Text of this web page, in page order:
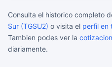
Consulta el historico completo
Sur (TGSU2) o visita el perfil en
Tambien podes ver la
diariamente.